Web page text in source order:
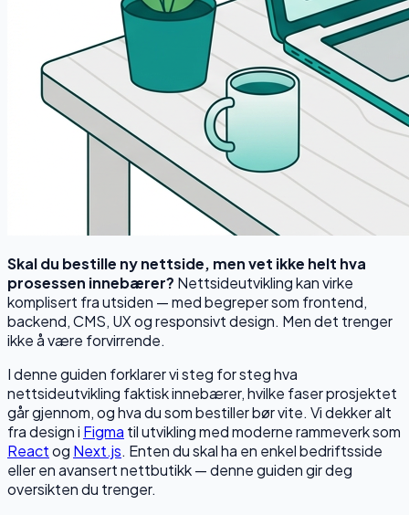
Skal du bestille ny nettside, men vet ikke helt hva
prosessen innebærer? Nettsideutvikling kan virke
komplisert fra utsiden — med begreper som frontend,
backend, CMS, UX og responsivt design. Men det trenger
ikke å være forvirrende.
I denne guiden forklarer vi steg for steg hva
nettsideutvikling faktisk innebærer, hvilke faser prosjektet
går gjennom, og hva du som bestiller bør vite. Vi dekker alt
fra design i Figma til utvikling med moderne rammeverk som
Reactog Next.js. Enten du skal ha en enkel bedriftsside
eller en avansert nettbutikk — denne guiden gir deg
oversikten du trenger.